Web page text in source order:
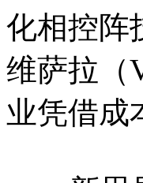
化相控阵
维萨拉（
业凭借成